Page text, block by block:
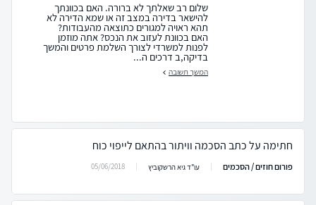
שלום רב שאלתך לא ברורה. האם בכוונתך
להישאר בדירה במצב זה או שמא הדירה לא
תהא ראויה למגורים כתוצאה מהעבודות?
האם בכוונת לעזוב את הנכס? אתה מוזמן
לפנות למשרדי לצורך השלמת פרטים והמשך
בדיקה,ב דרכים ה...
המשך תשובה
חתימה על כתב הסכמה וויתור בהתאם לייפוי כוח
פורום חוזים / הסכמים עו"ד גיא הרשקוביץ 05/06/2018